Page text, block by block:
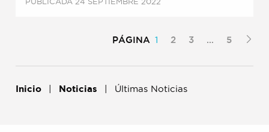
Inicio Noticias Últimas Noticias
PÁGINA 1 2 3 … 5